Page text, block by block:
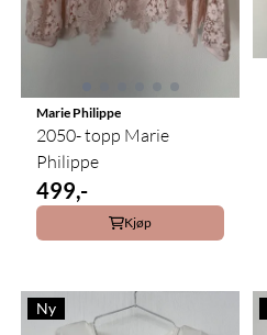
Marie Philippe
2050- topp Marie
Philippe
499,-
Kjøp
Ny